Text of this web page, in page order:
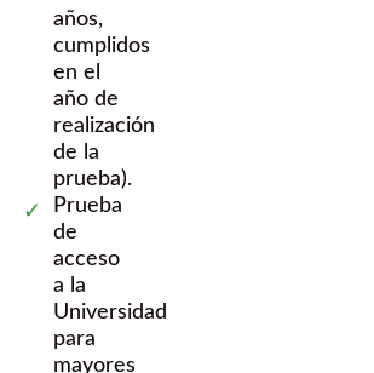
años,
cumplidos
en el
año de
realización
de la
prueba).
Prueba
de
acceso
a la
Universidad
para
mayores